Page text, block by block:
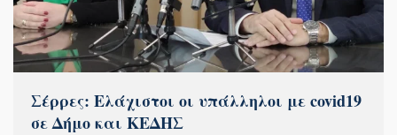
Σέρρες: Ελάχιστοι οι υπάλληλοι με covid19
σε Δήμο και ΚΕΔΗΣ